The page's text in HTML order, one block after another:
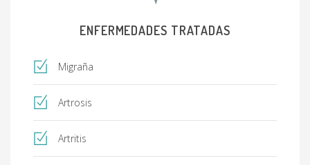
ENFERMEDADES TRATADAS
Migraña
Artrosis
Artritis